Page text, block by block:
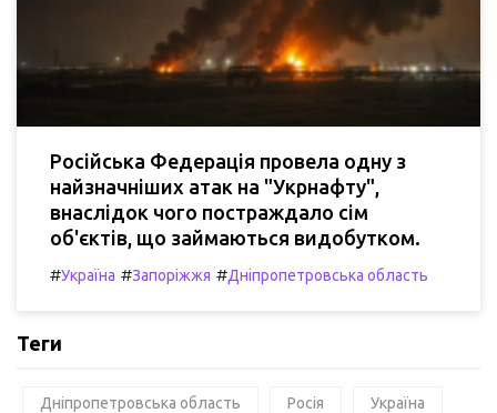
Російська Федерація провела одну з
найзначніших атак на "Укрнафту",
внаслідок чого постраждало сім
об'єктів, що займаються видобутком.
#Україна #Запоріжжя #Дніпропетровська область
Теги
Дніпропетровська область Росія Україна